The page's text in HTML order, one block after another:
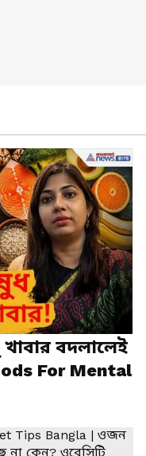
খাবার বদলালেই
For Mental